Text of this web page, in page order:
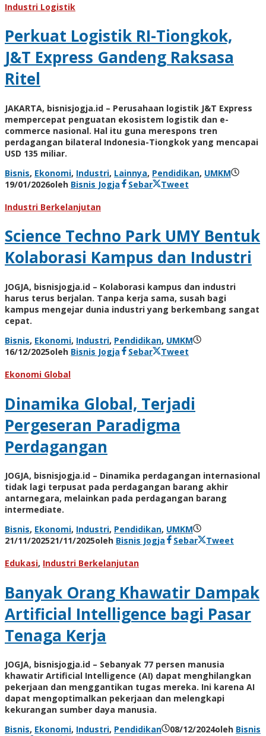
Industri Logistik
Perkuat Logistik RI-Tiongkok,
J&T Express Gandeng Raksasa
Ritel
JAKARTA, bisnisjogja.id – Perusahaan logistik J&T Express
mempercepat penguatan ekosistem logistik dan e-
commerce nasional. Hal itu guna merespons tren
perdagangan bilateral Indonesia-Tiongkok yang mencapai
USD 135 miliar.
Bisnis, Ekonomi, Industri, Lainnya, Pendidikan, UMKM
19/01/2026oleh Bisnis Jogja Sebar
Tweet
Industri Berkelanjutan
Science Techno Park UMY Bentuk
Kolaborasi Kampus dan Industri
JOGJA, bisnisjogja.id – Kolaborasi kampus dan industri
harus terus berjalan. Tanpa kerja sama, susah bagi
kampus mengejar dunia industri yang berkembang sangat
cepat.
Bisnis, Ekonomi, Industri, Pendidikan, UMKM
16/12/2025oleh Bisnis Jogja Sebar
Tweet
Ekonomi Global
Dinamika Global, Terjadi
Pergeseran Paradigma
Perdagangan
JOGJA, bisnisjogja.id – Dinamika perdagangan internasional
tidak lagi terpusat pada perdagangan barang akhir
antarnegara, melainkan pada perdagangan barang
intermediate.
Bisnis, Ekonomi, Industri, Pendidikan, UMKM
21/11/202521/11/2025oleh Bisnis Jogja Sebar
Tweet
Edukasi, Industri Berkelanjutan
Banyak Orang Khawatir Dampak
Artificial Intelligence bagi Pasar
Tenaga Kerja
JOGJA, bisnisjogja.id – Sebanyak 77 persen manusia
khawatir Artificial Intelligence (AI) dapat menghilangkan
pekerjaan dan menggantikan tugas mereka. Ini karena AI
dapat mengoptimalkan pekerjaan dan melengkapi
kekurangan sumber daya manusia.
Bisnis, Ekonomi, Industri, Pendidikan 08/12/2024oleh Bisnis